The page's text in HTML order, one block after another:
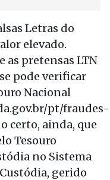
Letras do
elevado.
as pretensas LTN
pode verificar
Nacional
pt/fraudes-
certo, ainda, que
Tesouro
no Sistema
gerido